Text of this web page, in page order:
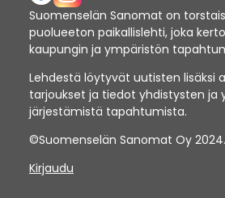
Suomenselän Sanomat on
puolueeton paikallislehti, joka
kaupungin ja ympäristön
Lehdestä löytyvät uutisten lisäksi
tarjoukset ja tiedot yhdistysten ja
järjestämistä tapahtumista.
©Suomenselän Sanomat Oy 2024.
Kirjaudu